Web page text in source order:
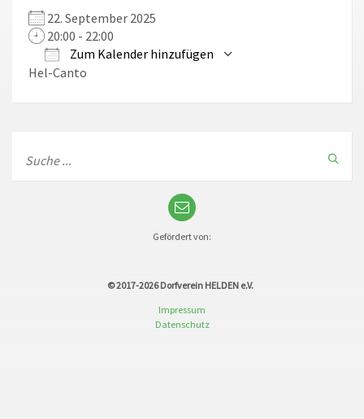
22. September 2025
20:00 - 22:00
Zum Kalender hinzufügen
ICS herunterladen
Hel-Canto
Gefördert von:
© 2017-2026Dorfverein HELDEN e.V.
Impressum
Datenschutz